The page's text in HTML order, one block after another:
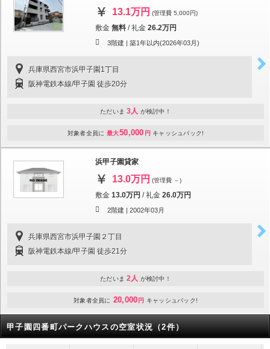
13.1万円 (管理費 5,000円)
敷金 無料 /礼金 26.2万円
3階建 | 築1年以内(2026年03月)
兵庫県西宮市浜甲子園1丁目
阪神電鉄本線/甲子園 徒歩20分
ただいま 3人 が検討中！
対象者全員に 最大50,000 円 キャッシュバック!
浜甲子園貸家
13.0万円 (管理費 －)
敷金 13.0万円 /礼金 26.0万円
2階建 | 2002年03月
兵庫県西宮市浜甲子園２丁目
阪神電鉄本線/甲子園 徒歩21分
ただいま 2人 が検討中！
対象者全員に 20,000 円 キャッシュバック!
甲子園四番町パークハウスの空室状況（2件）